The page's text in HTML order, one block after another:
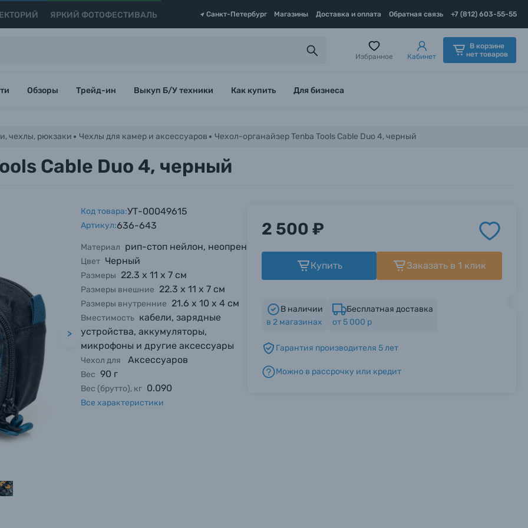
ЯРКИЙ ФОТОФЕСТИВАЛЬ Санкт-Петербург Магазины Доставка и оплата Обратная связь +7 (812) 603-55-55
Избранное Кабинет
В корзине
нет товаров
Обзоры Трейд-ин Выкуп Б/У техники Как купить Для бизнеса
чехлы, рюкзаки Чехлы для камер и аксессуаров Чехол-органайзер Tenba Tools Cable Duo 4, черный
Cable Duo 4, черный
>
Код товара:УТ-00049615
Артикул:636-643
Материал рип-стоп нейлон, неопрен
Цвет Черный
Размеры 22.3 х 11 х 7 см
Размеры внешние 22.3 х 11 х 7 см
Размеры внутренние 21.6 х 10 х 4 см
Вместимость кабели, зарядные
устройства, аккумуляторы,
микрофоны и другие аксессуары
Чехол для Аксессуаров
Вес 90 г
Вес (брутто), кг 0.090
Все характеристики
2 500 ₽
Купить Заказать в 1 клик
В наличии
в 2магазинах
Бесплатная доставка
от 5 000 р
Гарантия производителя 5 лет
Можно в рассрочку или кредит